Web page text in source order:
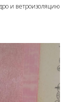
и ветроизоляцию